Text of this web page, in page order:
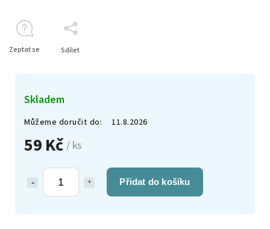
59 Kč/ ks
Přidat do košíku
Skladem
Můžeme doručit do: 11.8.2026
Zeptat se Sdílet